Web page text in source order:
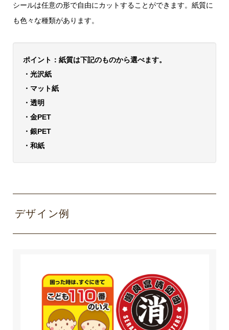
シールは任意の形で自由にカットすることができます。紙質に
も色々な種類があります。
ポイント：紙質は下記のものから選べます。
・光沢紙
・マット紙
・透明
・金PET
・銀PET
・和紙
デザイン例